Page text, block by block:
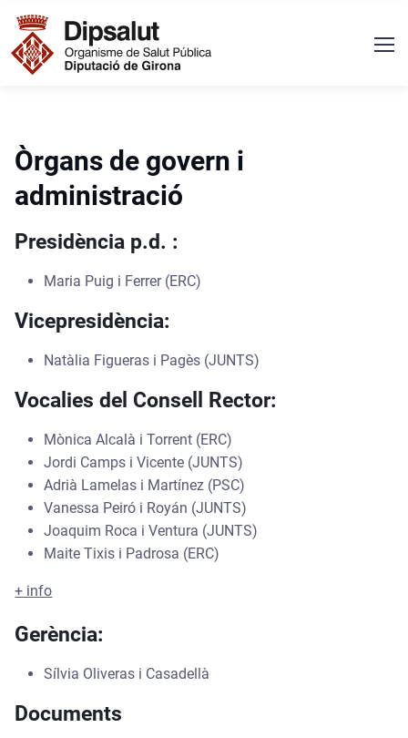
Navegació principal
Òrgans de govern i
administració
Presidència p.d. :
Maria Puig i Ferrer (ERC)
Vicepresidència:
Natàlia Figueras i Pagès (JUNTS)
Vocalies del Consell Rector:
Mònica Alcalà i Torrent (ERC)
Jordi Camps i Vicente (JUNTS)
Adrià Lamelas i Martínez (PSC)
Vanessa Peiró i Royán (JUNTS)
Joaquim Roca i Ventura (JUNTS)
Maite Tixis i Padrosa (ERC)
+ info
Gerència:
Sílvia Oliveras i Casadellà
Documents